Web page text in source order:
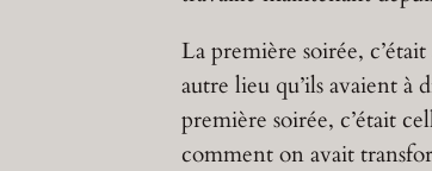
La première soirée,
autre lieu qu’ils avaient à
première soirée, c’était
comment on avait